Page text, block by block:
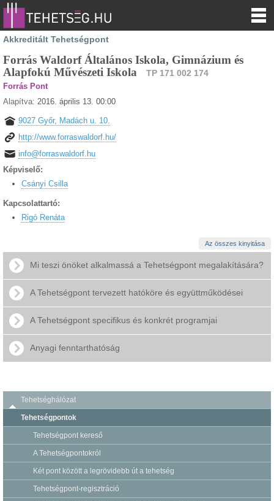
Akkreditált Tehetségpont
Forrás Waldorf Általános Iskola, Gimnázium és
Alapfokú Művészeti Iskola
TP 171 002 174
Forrás Pont
Alapítva: 2016. április 13. 00:00
9027 Győr, Madách u. 10.
http://www.forraswaldorf.hu/
info@forraswaldorf.hu
Képviselő:
Csányi Csilla
Kapcsolattartó:
Rigó Renáta
Az összes kinyitása
Mi teszi önöket alkalmassá a Tehetségpont megalakítására?
A Tehetségpont tervezett hatóköre és együttműködései
A Tehetségpont specifikus és konkrét programjai
Anyagi fenntarthatóság
Tehetséghálózat
Tehetségpontok
Tehetségpont kereső
A Tehetségpontokról
Két pont között a legrövidebb út a tehetség
Tehetségpont-regisztráció